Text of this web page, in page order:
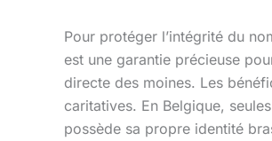
Pour protéger l’intégrité du
est une garantie précieuse
directe des moines. Les
caritatives. En Belgique,
possède sa propre identité